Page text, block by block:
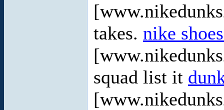
takes. nike
squad list it